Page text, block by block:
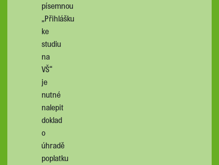
písemnou
„Přihlášku
ke
studiu
na
VŠ“
je
nutné
nalepit
doklad
o
úhradě
poplatku